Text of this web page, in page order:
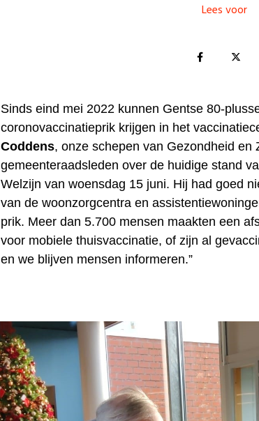
Lees voor
Sinds eind mei 2022 kunnen Gentse 80-
coronovaccinatieprik krijgen in het
Coddens, onze schepen van Gezondheid en
gemeenteraadsleden over de huidige stand
Welzijn van woensdag 15 juni. Hij had goed
van de woonzorgcentra en
prik. Meer dan 5.700 mensen maakten een
voor mobiele thuisvaccinatie, of zijn al
en we blijven mensen informeren.”